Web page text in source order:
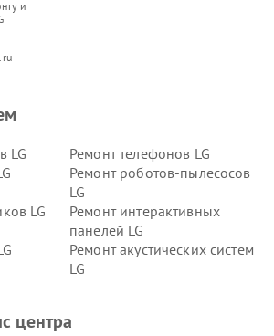
и
LG
Ремонт телефонов LG
Ремонт роботов-пылесосов
LG
LG
Ремонт интерактивных
панелей LG
Ремонт акустических систем
LG
камер
Ремонт вертикальных
центра